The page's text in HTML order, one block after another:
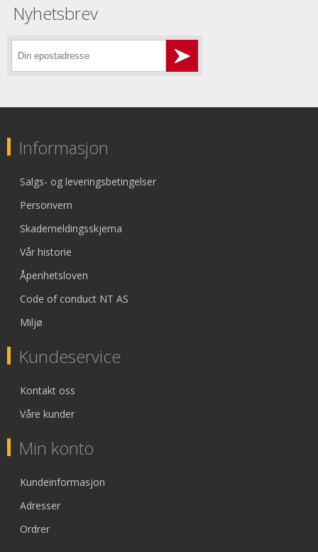
Nyhetsbrev
Informasjon
Salgs- og leveringsbetingelser
Personvern
Skademeldingsskjema
Vår historie
Åpenhetsloven
Code of conduct NT AS
Miljø
Kundeservice
Kontakt oss
Våre kunder
Min konto
Kundeinformasjon
Adresser
Ordrer